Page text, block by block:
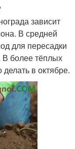
зависит
В средней
для пересадки
В более тёплых
в октябре.